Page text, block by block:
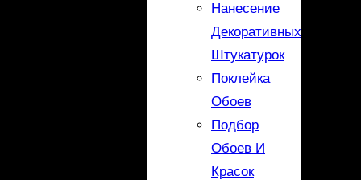
Нанесение
Декоративных
Штукатурок
Поклейка
Обоев
Подбор
Обоев И
Красок